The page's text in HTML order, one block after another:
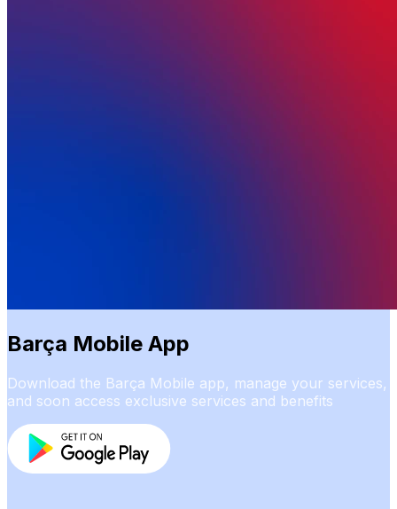
Barça Mobile App
Download the Barça Mobile app, manage your services,
and soon access exclusive services and benefits